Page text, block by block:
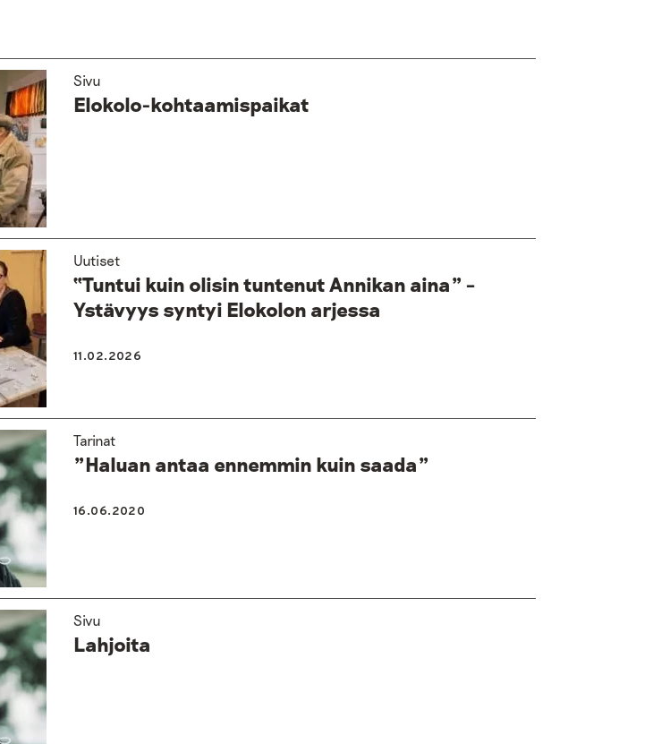
Sivu
Elokolo-kohtaamispaikat
Uutiset
“Tuntui kuin olisin tuntenut Annikan aina” –
Ystävyys syntyi Elokolon arjessa
11.02.2026
Tarinat
”Haluan antaa ennemmin kuin saada”
16.06.2020
Sivu
Lahjoita